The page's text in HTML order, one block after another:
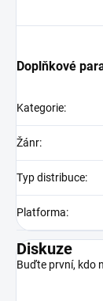
Doplňkové
Kategorie:
Žánr:
Typ distribuce:
Platforma:
Diskuze
Buďte první, kdo